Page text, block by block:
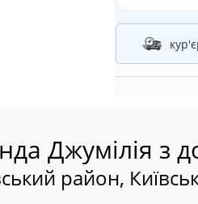
Джумілія з
район,